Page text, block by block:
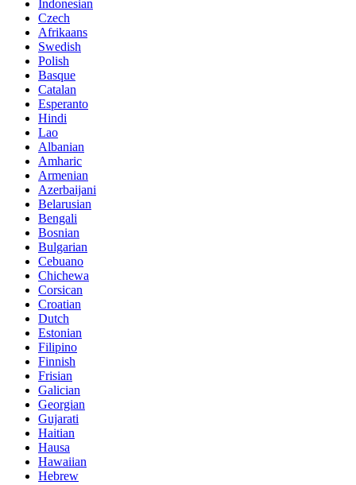
Indonesian
Czech
Afrikaans
Swedish
Polish
Basque
Catalan
Esperanto
Hindi
Lao
Albanian
Amharic
Armenian
Azerbaijani
Belarusian
Bengali
Bosnian
Bulgarian
Cebuano
Chichewa
Corsican
Croatian
Dutch
Estonian
Filipino
Finnish
Frisian
Galician
Georgian
Gujarati
Haitian
Hausa
Hawaiian
Hebrew